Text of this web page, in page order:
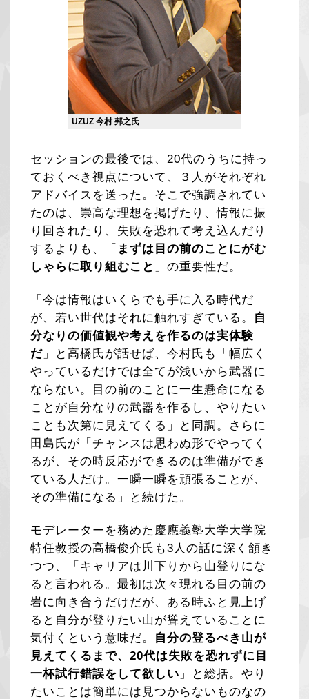
UZUZ 今村 邦之氏
セッションの最後では、20代のうちに持っ
ておくべき視点について、３人がそれぞれ
アドバイスを送った。そこで強調されてい
たのは、崇高な理想を掲げたり、情報に振
り回されたり、失敗を恐れて考え込んだり
するよりも、「 まずは目の前のことにがむ
しゃらに取り組むこと 」の重要性だ。
「今は情報はいくらでも手に入る時代だ
が、若い世代はそれに触れすぎている。 自
分なりの価値観や考えを作るのは実体験
だ 」と高橋氏が話せば、今村氏も「幅広く
やっているだけでは全てが浅いから武器に
ならない。目の前のことに一生懸命になる
ことが自分なりの武器を作るし、やりたい
ことも次第に見えてくる」と同調。さらに
田島氏が「チャンスは思わぬ形でやってく
るが、その時反応ができるのは準備ができ
ている人だけ。一瞬一瞬を頑張ることが、
その準備になる」と続けた。
モデレーターを務めた慶應義塾大学大学院
特任教授の高橋俊介氏も3人の話に深く頷き
つつ、「キャリアは川下りから山登りにな
ると言われる。最初は次々現れる目の前の
岩に向き合うだけだが、ある時ふと見上げ
ると自分が登りたい山が聳えていることに
気付くという意味だ。 自分の登るべき山が
見えてくるまで、20代は失敗を恐れずに目
一杯試行錯誤をして欲しい 」と総括。やり
たいことは簡単には見つからないものなの